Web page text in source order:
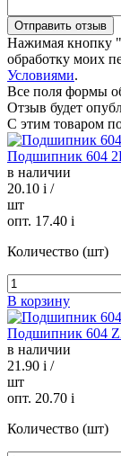
Нажимая кнопку
обработку моих
Условиями.
Все поля формы
Отзыв будет
С этим товаром
Подшипник 604
в наличии
20.10 i /
шт
опт. 17.40 i
Количество (шт)
В корзину
Подшипник 604
в наличии
21.90 i /
шт
опт. 20.70 i
Количество (шт)